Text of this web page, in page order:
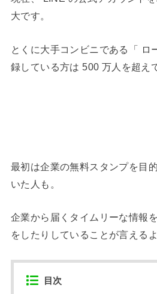
大です。
とくに大手コンビニである「 ロ
録している方は 500 万人を超え
最初は企業の無料スタンプを目
いた人も。
企業から届くタイムリーな情報
をしたりしていることが言えるよ
目次